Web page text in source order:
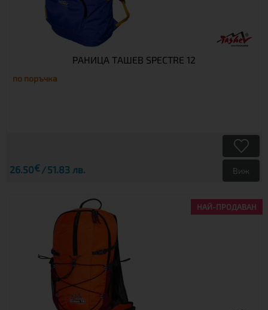
РАНИЦА TАШЕВ SPECTRE 12
по поръчка
26.50€ 51.83 лв. Виж
НАЙ-ПРОДАВАН